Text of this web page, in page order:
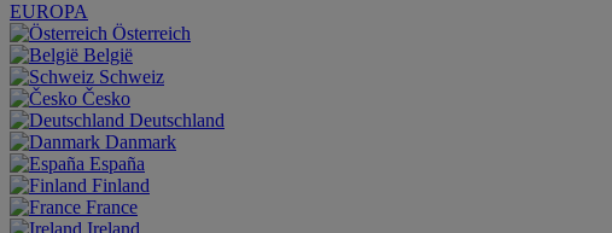
EUROPA
Österreich
België
Schweiz
Česko
Deutschland
Danmark
España
Finland
France
Ireland